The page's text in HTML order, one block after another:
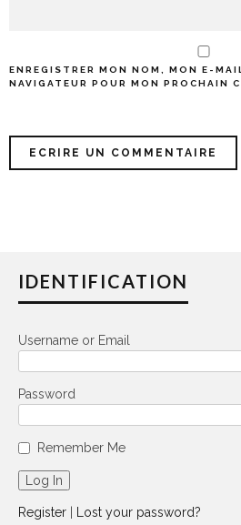
ENREGISTRER MON NOM, MON E-
NAVIGATEUR POUR MON PROCHAIN
IDENTIFICATION
Username or Email
Password
Remember Me
Register Lost your password?